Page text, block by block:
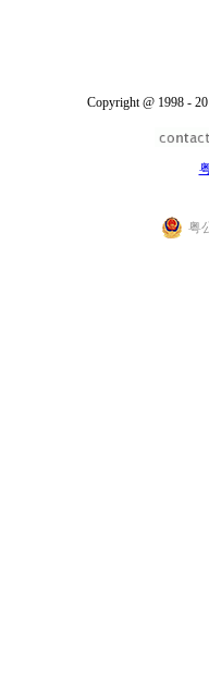
Copyright @ 1998 -
粤